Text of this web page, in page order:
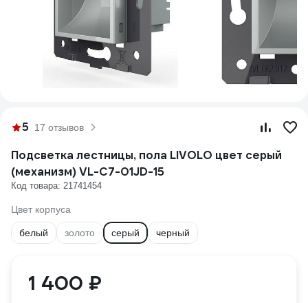
5 17 отзывов
Подсветка лестницы, пола LIVOLO цвет серый
(механизм) VL-C7-01JD-15
Код товара: 21741454
Цвет корпуса
белый золото серый черный
1 400 ₽